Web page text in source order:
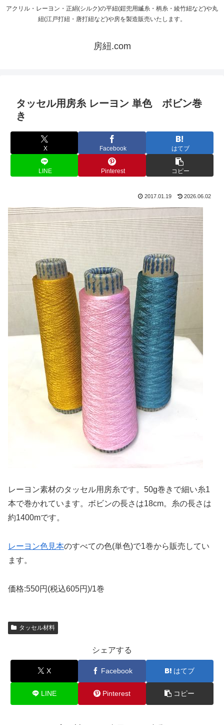
アクリル・レーヨン・正絹(シルク)の平紐(鎧兜用縅糸・柄糸・綾竹紐など)や丸
紐(江戸打紐・唐打紐など)や房を製造販売いたします。
房紐.com
タッセル用房糸 レーヨン 単色 ボビン巻
き
X Facebook はてブ
LINE Pinterest コピー
2017.01.19 2026.06.02
レーヨン素材のタッセル用房糸です。50g巻きで細い糸1
本で巻かれています。ボビンの長さは18cm。糸の長さは
約1400mです。
レーヨン色見本のすべての色(単色)で1巻から販売してい
ます。
価格:550円(税込605円)/1巻
タッセル材料
シェアする
X Facebook はてブ
LINE Pinterest コピー